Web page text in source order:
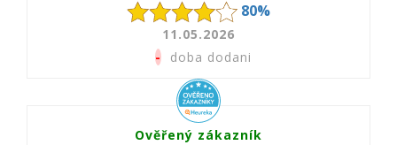
80%
11.05.2026
-doba dodani
Ověřený zákazník